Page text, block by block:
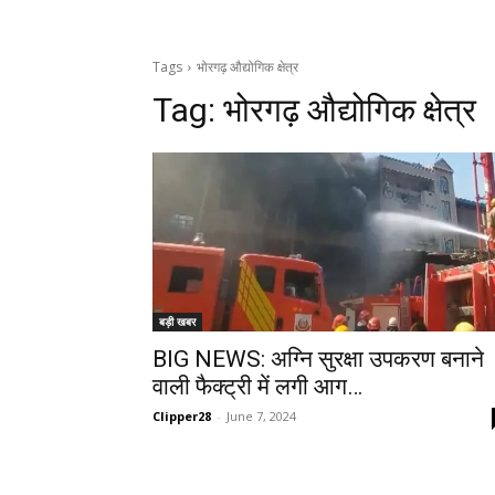
Tags भोरगढ़ औद्योगिक क्षेत्र
Tag: भोरगढ़ औद्योगिक क्षेत्र
बड़ी खबर
BIG NEWS: अग्नि सुरक्षा उपकरण बनाने
वाली फैक्ट्री में लगी आग…
Clipper28 - June 7, 2024